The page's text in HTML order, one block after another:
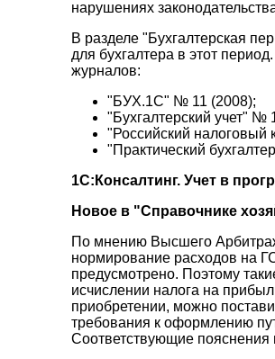
нарушениях
В разделе "Бухгалтерская
для бухгалтера в этот
журналов:
"БУХ.1С" № 11 (2008);
"Бухгалтерский учет" №
"Российский налоговый
"Практический
1С:Консалтинг. Учет в
Новое в "Справочнике
По мнению Высшего
нормирование расходов на
предусмотрено. Поэтому
исчислении налога на
приобретении, можно
требования к оформлению
Соответствующие пояснения